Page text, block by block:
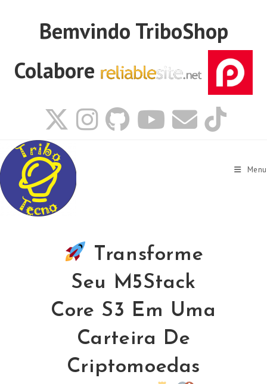
Bemvindo TriboShop
Colabore
Menu
Transforme
Seu M5Stack
Core S3 Em Uma
Carteira De
Criptomoedas